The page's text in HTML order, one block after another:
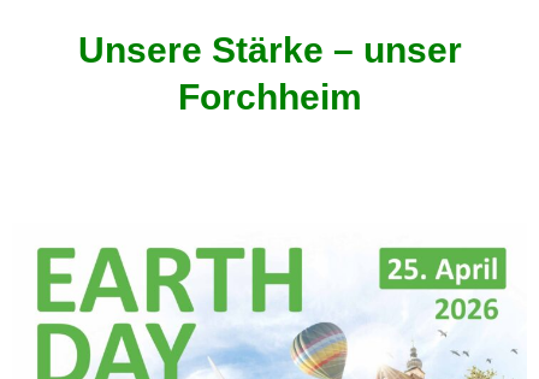
Unsere Stärke – unser
Forchheim